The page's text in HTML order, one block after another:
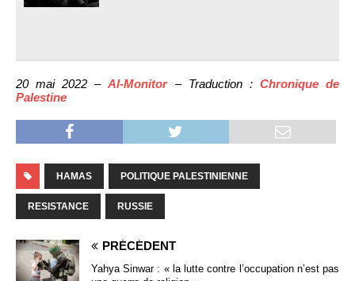
20 mai 2022 –Al-Monitor– Traduction : Chronique de
Palestine
HAMAS POLITIQUE PALESTINIENNE
RESISTANCE RUSSIE
PRÉCÉDENT
Yahya Sinwar : « la lutte contre l’occupation n’est pas